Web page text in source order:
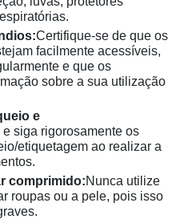
Certifique-se de que os
facilmente acessíveis,
e que os
sobre a sua utilização
e
e siga rigorosamente os
etiquetagem ao realizar a
comprimido:Nunca utilize
roupas ou a pele, pois isso